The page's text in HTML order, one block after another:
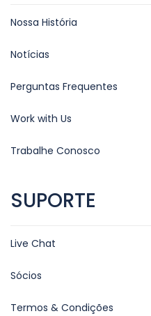
Nossa História
Notícias
Perguntas Frequentes
Work with Us
Trabalhe Conosco
SUPORTE
Live Chat
Sócios
Termos & Condições